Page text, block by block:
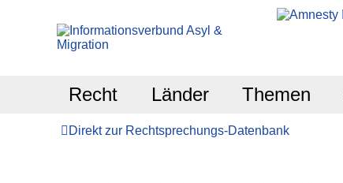
Recht Länder Themen
Direkt zur Rechtsprechungs-Datenbank